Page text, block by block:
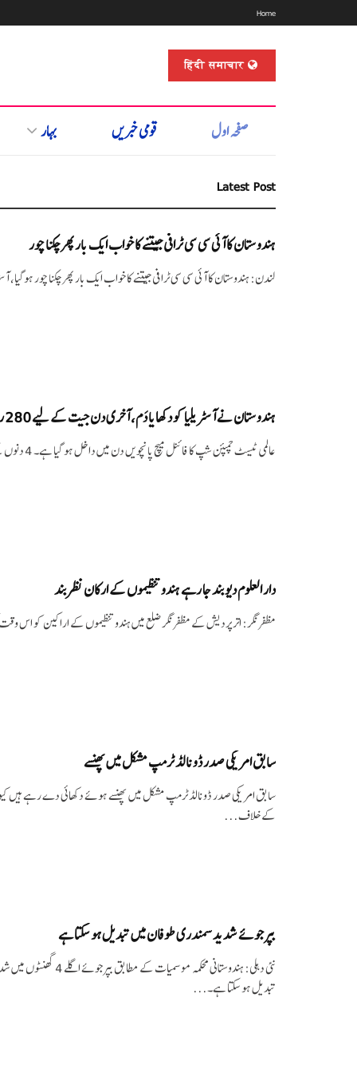
Home
हिंदी समाचार
صفحہ اول قومی خبریں بہار
Latest Post
ہندوستان کا آئی سی سی ٹرافی جیتنے کا خواب ایک بار پھر چکنا چور
لندن: ہندوستان کا آئی سی سی ٹرافی جیتنے کا خواب ایک بار پھر چکنا چور ہوگیا،
ہندوستان نے آسٹریلیا کو دکھایا دَم، آخری دن جیت کے لیے 280 رنوں کی ضرورت
عالمی ٹیسٹ چمپئن شپ کا فائنل میچ پانچویں دن میں داخل ہو گیا ہے۔ 4 دنوں کے کھیل میں اب...
دار العلوم دیوبند جا رہے ہندو تنظیموں کے ارکان نظربند
مظفر نگر: اتر پردیش کے مظفر نگر ضلع میں ہندو تنظیموں کے اراکین کو اس
سابق امریکی صدر ڈونالڈ ٹرمپ مشکل میں پھنسے
سابق امریکی صدر ڈونالڈ ٹرمپ مشکل میں پھنسے ہوئے دکھائی دے رہے ہیں
کے خلاف...
بپرجوئے شدید سمندری طوفان میں تبدیل ہو سکتا ہے
نئی دہلی: ہندوستانی محکمہ
تبدیل ہو سکتا ہے۔...